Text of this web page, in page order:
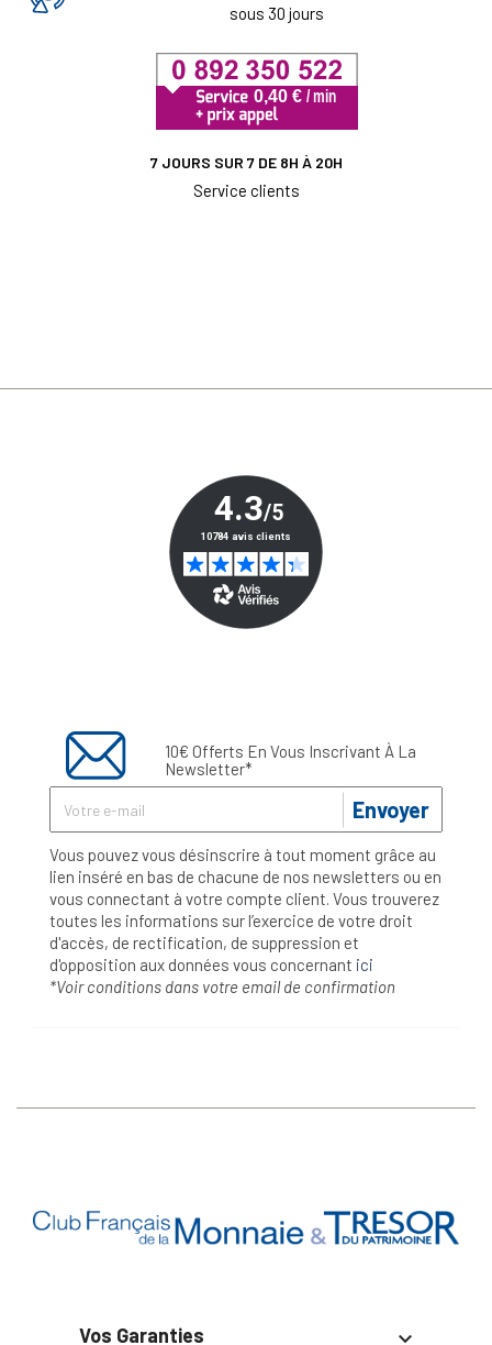
sous 30 jours
7 JOURS SUR 7 DE 8H À 20H
Service clients
10€ Offerts En Vous Inscrivant À La
Newsletter*
Envoyer
Vous pouvez vous désinscrire à tout moment grâce au
lien inséré en bas de chacune de nos newsletters ou en
vous connectant à votre compte client. Vous trouverez
toutes les informations sur l’exercice de votre droit
d'accès, de rectification, de suppression et
d'opposition aux données vous concernant ici
*Voir conditions dans votre email de confirmation
Vos Garanties 